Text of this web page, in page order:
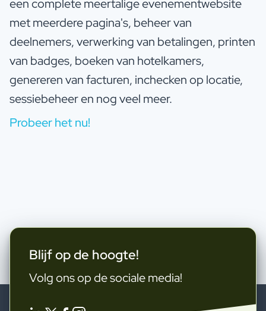
een complete meertalige evenementwebsite
met meerdere pagina's, beheer van
deelnemers, verwerking van betalingen, printen
van badges, boeken van hotelkamers,
genereren van facturen, inchecken op locatie,
sessiebeheer en nog veel meer.
Probeer het nu!
Blijf op de hoogte!
Volg ons op de sociale media!